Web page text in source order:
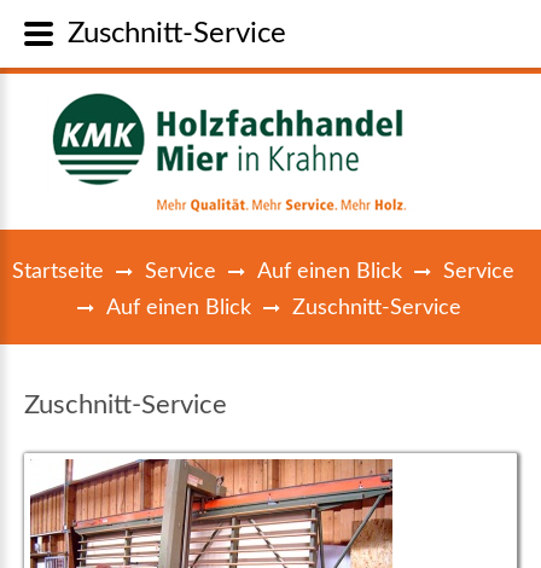
Startseite Service Auf einen Blick
Service
Auf einen Blick
Zuschnitt-Service
Zuschnitt-Service
Zuschnitt-Service